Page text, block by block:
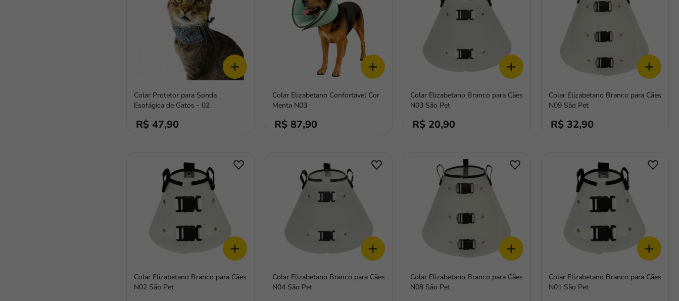
+
Colar Protetor para Sonda
Esofágica de Gatos - 02
R$ 47,90
+
Colar Elizabetano Confortável Cor
Menta N03
R$ 87,90
+
Colar Elizabetano Branco para Cães
N03 São Pet
R$ 20,90
+
Colar Elizabetano Branco para Cães
N09 São Pet
R$ 32,90
+
Colar Elizabetano Branco para Cães
N02 São Pet
+
Colar Elizabetano Branco para Cães
N04 São Pet
+
Colar Elizabetano Branco para Cães
N08 São Pet
+
Colar Elizabetano Branco para Cães
N01 São Pet